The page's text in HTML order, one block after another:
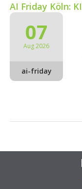
AI Friday Köln:
07
Aug 2026
ai-friday